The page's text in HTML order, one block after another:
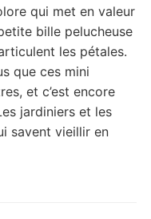
qui met en valeur
bille pelucheuse
les pétales.
que ces mini
et c’est encore
jardiniers et les
savent vieillir en